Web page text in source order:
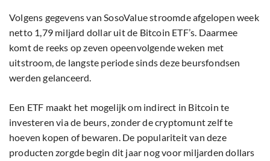
Volgens gegevens van SosoValue stroomde afgelopen week
netto 1,79 miljard dollar uit de Bitcoin ETF’s. Daarmee
komt de reeks op zeven opeenvolgende weken met
uitstroom, de langste periode sinds deze beursfondsen
werden gelanceerd.
Een ETF maakt het mogelijk om indirect in Bitcoin te
investeren via de beurs, zonder de cryptomunt zelf te
hoeven kopen of bewaren. De populariteit van deze
producten zorgde begin dit jaar nog voor miljarden dollars